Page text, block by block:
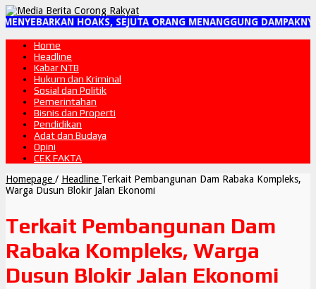
HOAKS, SEJUTA ORANG MENANGGUNG DAMPAKNYA"
Home
Headline
Kabar NTB
Hukum dan Kriminal
Sosial dan Politik
Pemerintahan
Bisnis dan Properti
Pendidikan
Adat dan Budaya
Opini
CEK FAKTA
Homepage / Headline Terkait Pembangunan Dam Rabaka Kompleks,
Warga Dusun Blokir Jalan Ekonomi
Terkait Pembangunan Dam
Rabaka Kompleks, Warga
Dusun Blokir Jalan Ekonomi